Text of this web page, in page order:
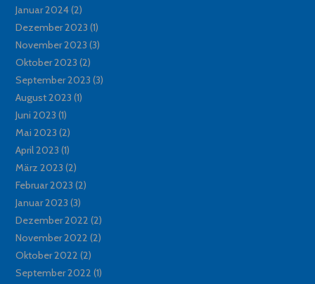
Januar 2024(2)
Dezember 2023 (1)
November 2023 (3)
Oktober 2023 (2)
September 2023 (3)
August 2023 (1)
Juni 2023 (1)
Mai 2023 (2)
April 2023 (1)
März 2023 (2)
Februar 2023 (2)
Januar 2023 (3)
Dezember 2022 (2)
November 2022 (2)
Oktober 2022 (2)
September 2022 (1)